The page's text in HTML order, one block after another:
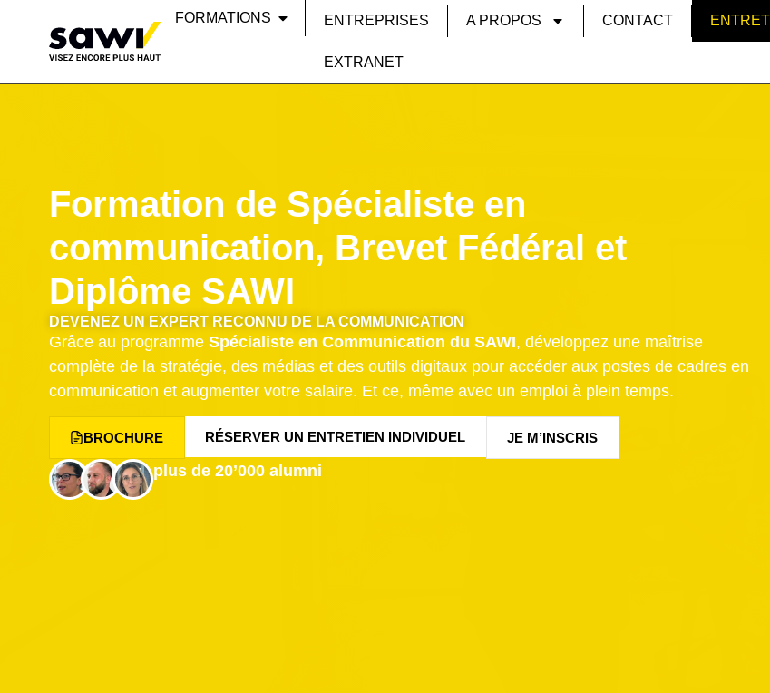
FORMATIONS ENTREPRISES A PROPOS CONTACT
EXTRANET
Formation de Spécialiste en
communication, Brevet Fédéral et
Diplôme SAWI
DEVENEZ UN EXPERT RECONNU DE LA COMMUNICATION
Grâce au programme Spécialiste en Communication du SAWI, développez une maîtrise
complète de la stratégie, des médias et des outils digitaux pour accéder aux postes de cadres en
communication et augmenter votre salaire. Et ce, même avec un emploi à plein temps.
BROCHURE RÉSERVER UN ENTRETIEN INDIVIDUEL JE M’INSCRIS
plus de 20’000 alumni